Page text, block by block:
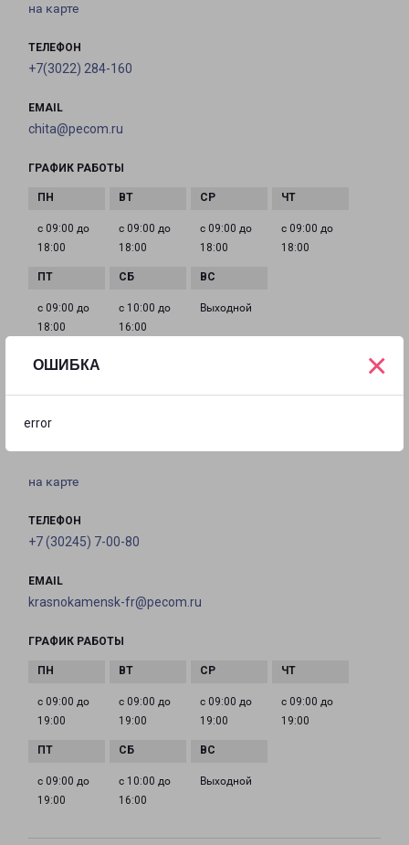
ОШИБКА
error
×
на карте
ТЕЛЕФОН
+7(3022) 284-160
EMAIL
chita@pecom.ru
ГРАФИК РАБОТЫ
с 09:00 до
18:00
с 09:00 до
18:00
с 09:00 до
18:00
с 09:00 до
18:00
с 09:00 до
18:00
с 10:00 до
16:00
Выходной
КРАСНОКАМЕНСК
674673, Забайкальский край, г. Краснокаменск,
на карте
ТЕЛЕФОН
+7 (30245) 7-00-80
EMAIL
krasnokamensk-fr@pecom.ru
ГРАФИК РАБОТЫ
с 09:00 до
19:00
с 09:00 до
19:00
с 09:00 до
19:00
с 09:00 до
19:00
с 09:00 до
19:00
с 10:00 до
16:00
Выходной